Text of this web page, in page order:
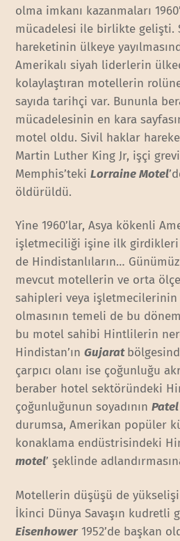
olma imkanı kazanmaları
mücadelesi ile birlikte gelişti.
hareketinin ülkeye
Amerikalı siyah liderlerin
kolaylaştıran motellerin
sayıda tarihçi var. Bununla
mücadelesinin en kara
motel oldu. Sivil haklar
Martin Luther King Jr, işçi
Memphis’tekiLorraine Motel
öldürüldü.
Yine 1960’lar, Asya kökenli
işletmeciliği işine ilk girdikleri
de Hindistanlıların…
mevcut motellerin ve orta
sahipleri veya
olmasının temeli de bu
bu motel sahibi Hintlilerin
Hindistan’ınGujarat
çarpıcı olanı ise çoğunluğu
beraber hotel sektöründeki
çoğunluğunun soyadınınPatel
durumsa, Amerikan popüler
konaklama endüstrisindeki
motel’ şeklinde
Motellerin düşüşü de
İkinci Dünya Savaşın kudretli
Eisenhower1952’de başkan